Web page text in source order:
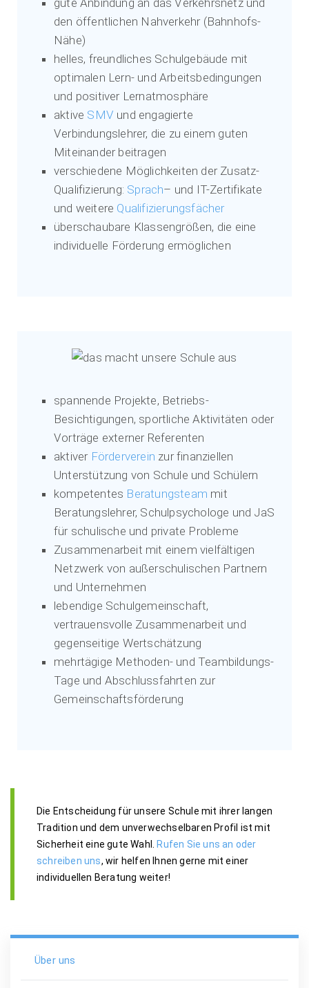
gute Anbindung an das Verkehrsnetz und
den öffentlichen Nahverkehr (Bahnhofs-
Nähe)
helles, freundliches Schulgebäude mit
optimalen Lern- und Arbeitsbedingungen
und positiver Lernatmosphäre
aktive SMV und engagierte
Verbindungslehrer, die zu einem guten
Miteinander beitragen
verschiedene Möglichkeiten der Zusatz-
Qualifizierung: Sprach– und IT-Zertifikate
und weitere Qualifizierungsfächer
überschaubare Klassengrößen, die eine
individuelle Förderung ermöglichen
spannende Projekte, Betriebs-
Besichtigungen, sportliche Aktivitäten oder
Vorträge externer Referenten
aktiver Förderverein zur finanziellen
Unterstützung von Schule und Schülern
kompetentes Beratungsteam mit
Beratungslehrer, Schulpsychologe und JaS
für schulische und private Probleme
Zusammenarbeit mit einem vielfältigen
Netzwerk von außerschulischen Partnern
und Unternehmen
lebendige Schulgemeinschaft,
vertrauensvolle Zusammenarbeit und
gegenseitige Wertschätzung
mehrtägige Methoden- und Teambildungs-
Tage und Abschlussfahrten zur
Gemeinschaftsförderung
Die Entscheidung für unsere Schule mit ihrer langen
Tradition und dem unverwechselbaren Profil ist mit
Sicherheit eine gute Wahl. Rufen Sie uns an oder
schreiben uns, wir helfen Ihnen gerne mit einer
individuellen Beratung weiter!
Über uns